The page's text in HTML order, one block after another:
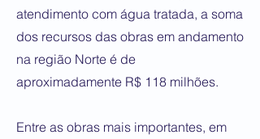
atendimento com água tratada, a soma
dos recursos das obras em andamento
na região Norte é de
aproximadamente R$ 118 milhões.
Entre as obras mais importantes, em